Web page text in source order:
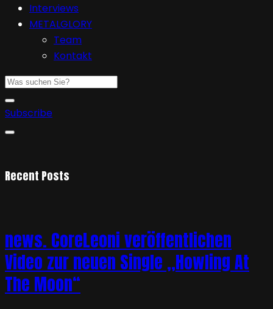
Interviews
METALGLORY
Team
Kontakt
Subscribe
Recent Posts
news. CoreLeoni veröffentlichen
Video zur neuen Single „Howling At
The Moon“